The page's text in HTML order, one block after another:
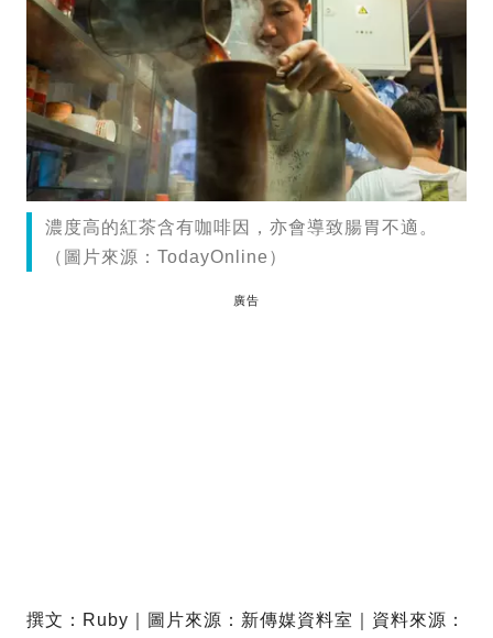
濃度高的紅茶含有咖啡因，亦會導致腸胃不適。
（圖片來源：TodayOnline）
廣告
撰文：Ruby｜圖片來源：新傳媒資料室｜資料來源：